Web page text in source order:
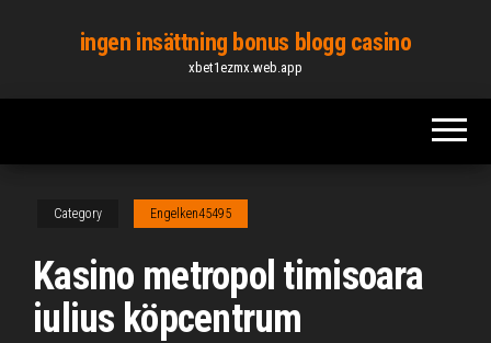
content
ingen insättning bonus blogg casino
xbet1ezmx.web.app
Category Engelken45495
Kasino metropol timisoara
iulius köpcentrum